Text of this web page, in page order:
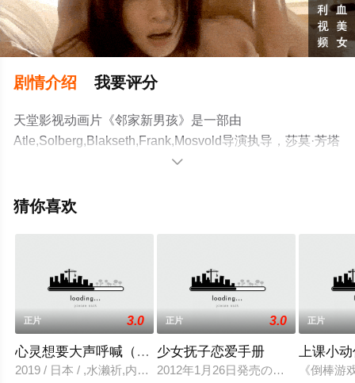
剧情介绍 我要评分
天堂影视动画片《邻家新男孩》是一部由
Atle,Solberg,Blakseth,Frank,Mosvold导演执导，莎莫·芳塔
娜,MaraJunot,BenjaminPlessala,比约恩·桑德奎斯特,加德
手机免费观看高清未删减完整版电影大全就来天堂电影

猜你喜欢
正片 3.0
心灵想要大声呼喊（2015）
2019 / 日本 / ,水濑祈,内山昂辉,雨宫天,细谷佳正,村田太志
正片 3.0
少女抚子恋爱手册
2012年1月26日発売の第2巻同梱の
正片
上课小
《倒棒游